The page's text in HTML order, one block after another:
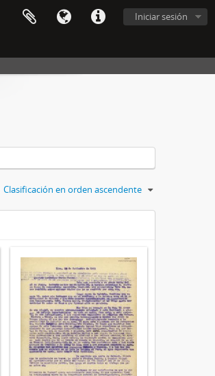
Iniciar sesión
Clasificación en orden ascendente